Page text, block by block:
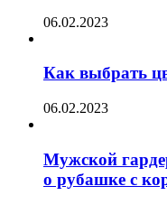
06.02.2023
Как выбрать
06.02.2023
Мужской
о рубашке с